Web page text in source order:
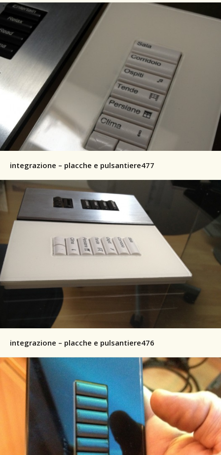
integrazione – placche e pulsantiere477
integrazione – placche e pulsantiere476